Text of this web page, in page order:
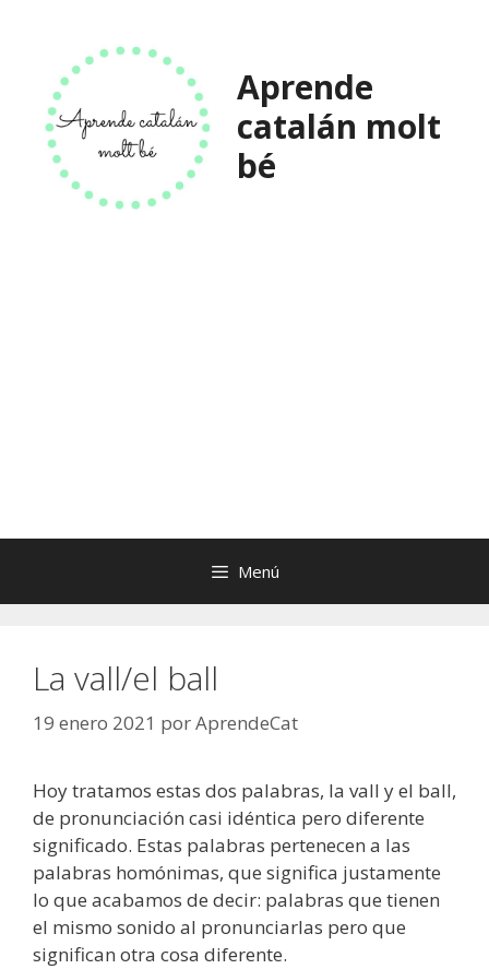
contenido
Aprende
catalán molt
bé
Menú
La vall/el ball
19 enero 2021 porAprendeCat
Hoy tratamos estas dos palabras, la vall y el ball,
de pronunciación casi idéntica pero diferente
significado. Estas palabras pertenecen a las
palabras homónimas, que significa justamente
lo que acabamos de decir: palabras que tienen
el mismo sonido al pronunciarlas pero que
significan otra cosa diferente.